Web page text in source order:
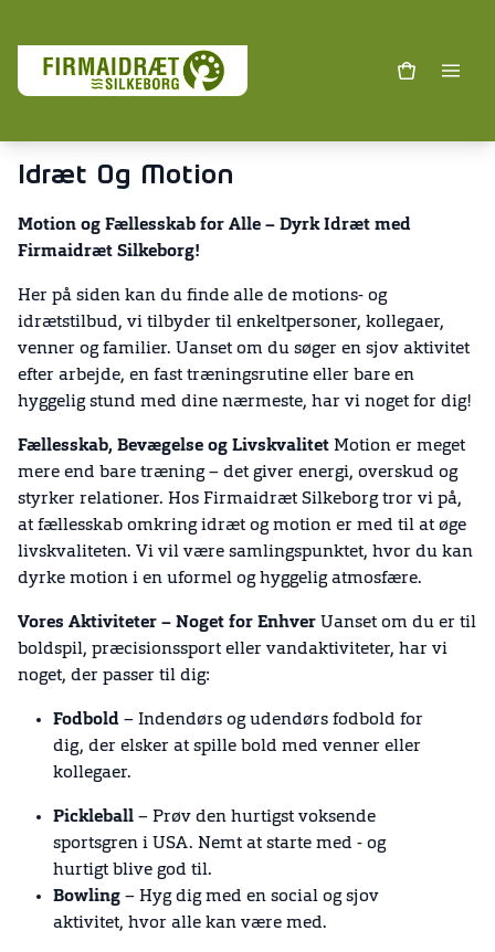
Idræt Og Motion
Motion og Fællesskab for Alle – Dyrk Idræt med
Firmaidræt Silkeborg!
Her på siden kan du finde alle de motions- og
idrætstilbud, vi tilbyder til enkeltpersoner, kollegaer,
venner og familier. Uanset om du søger en sjov aktivitet
efter arbejde, en fast træningsrutine eller bare en
hyggelig stund med dine nærmeste, har vi noget for dig!
Fællesskab, Bevægelse og Livskvalitet Motion er meget
mere end bare træning – det giver energi, overskud og
styrker relationer. Hos Firmaidræt Silkeborg tror vi på,
at fællesskab omkring idræt og motion er med til at øge
livskvaliteten. Vi vil være samlingspunktet, hvor du kan
dyrke motion i en uformel og hyggelig atmosfære.
Vores Aktiviteter – Noget for Enhver Uanset om du er til
boldspil, præcisionssport eller vandaktiviteter, har vi
noget, der passer til dig:
Fodbold – Indendørs og udendørs fodbold for
dig, der elsker at spille bold med venner eller
kollegaer.
Pickleball – Prøv den hurtigst voksende
sportsgren i USA. Nemt at starte med - og
hurtigt blive god til.
Bowling – Hyg dig med en social og sjov
aktivitet, hvor alle kan være med.